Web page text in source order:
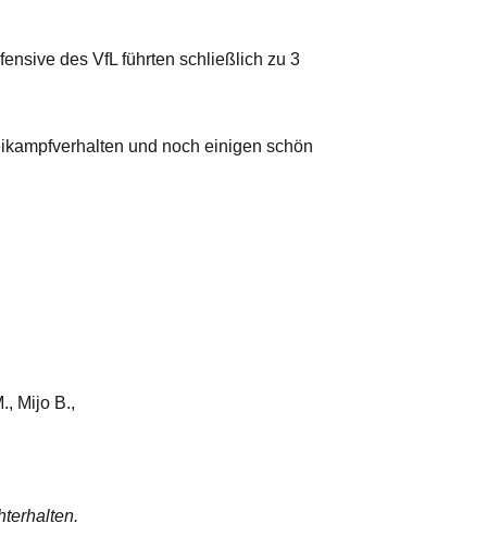
des VfL führten schließlich zu 3
und noch einigen schön
Mijo B.,